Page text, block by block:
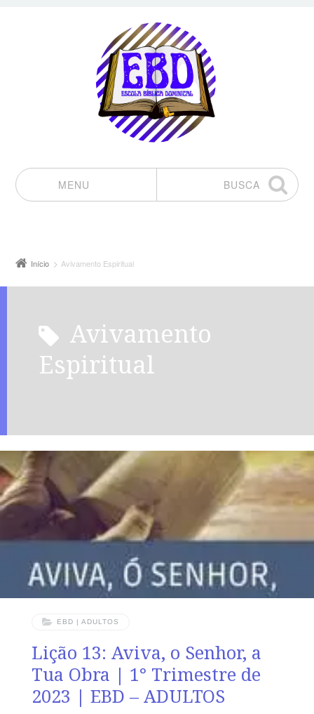
MENU
BUSCA
Início Avivamento Espiritual
Avivamento
Espiritual
EBD | ADULTOS
Lição 13: Aviva, o Senhor, a
Tua Obra | 1° Trimestre de
2023 | EBD – ADULTOS